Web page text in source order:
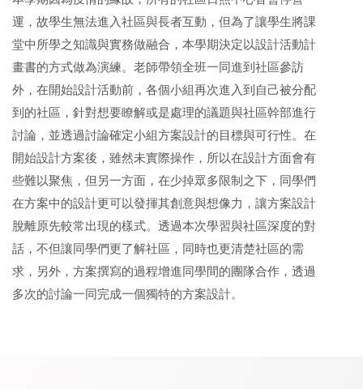
運，故學生無法進入社區與長者互動，但為了讓學生將課
堂中所學之知識與實務做融合，本學期決定以設計活動計
畫書的方式做為演練。老師帶領全班一同進到社區參訪
外，在開始設計活動前，各個小組再次進入到自己被分配
到的社區，針對想要瞭解或是處理的議題與社區幹部進行
討論，並透過討論確定小組方案設計的目標與可行性。在
開始設計方案後，雖然未實際操作，所以在設計方面會有
些難以聚焦，但另一方面，在少掉眾多限制之下，同學們
在方案中的設計更可以發揮其創意與想像力，讓方案設計
脫離原先較常出現的樣式。透過本次學習與社區深度的對
話，不但讓同學們更了解社區，同時也更清楚社區的需
求，另外，方案撰寫的過程增進同學間的團隊合作，透過
多次的討論一同完成一個獨特的方案設計。